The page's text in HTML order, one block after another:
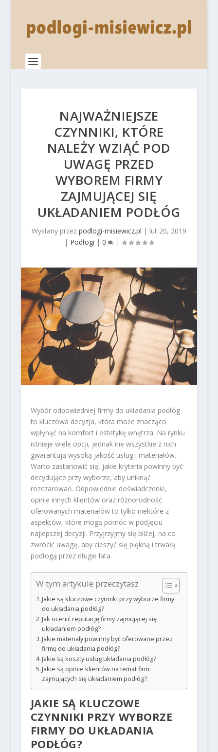
NAJWAŻNIEJSZE
CZYNNIKI, KTÓRE
NALEŻY WZIĄĆ POD
UWAGĘ PRZED
WYBOREM FIRMY
ZAJMUJĄCEJ SIĘ
UKŁADANIEM PODŁÓG
Wysłany przez podlogi-misiewicz.pl | lut 20, 2019
| Podłogi | 0 |
Wybór odpowiedniej firmy do układania podłóg
to kluczowa decyzja, która może znacząco
wpłynąć na komfort i estetykę wnętrza. Na rynku
istnieje wiele opcji, jednak nie wszystkie z nich
gwarantują wysoką jakość usług i materiałów.
Warto zastanowić się, jakie kryteria powinny być
decydujące przy wyborze, aby uniknąć
rozczarowań. Odpowiednie doświadczenie,
opinie innych klientów oraz różnorodność
oferowanych materiałów to tylko niektóre z
aspektów, które mogą pomóc w podjęciu
najlepszej decyzji. Przyjrzyjmy się bliżej, na co
zwrócić uwagę, aby cieszyć się piękną i trwałą
podłogą przez długie lata.
W tym artykule przeczytasz
Jakie są kluczowe czynniki przy wyborze firmy
do układania podłóg?
Jak ocenić reputację firmy zajmującej się
układaniem podłóg?
Jakie materiały powinny być oferowane przez
firmę do układania podłóg?
Jakie są koszty usług układania podłóg?
Jakie są opinie klientów na temat firm
zajmujących się układaniem podłóg?
JAKIE SĄ KLUCZOWE
CZYNNIKI PRZY WYBORZE
FIRMY DO UKŁADANIA
PODŁÓG?